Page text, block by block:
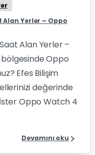
Alan Yerler – Oppo
Alan Yerler –
bölgesinde Oppo
Efes Bilişim
değerinde
Oppo Watch 4
Devamını oku